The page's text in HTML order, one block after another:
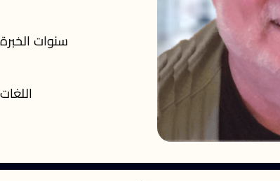
سنوات الخبرة
اللغات